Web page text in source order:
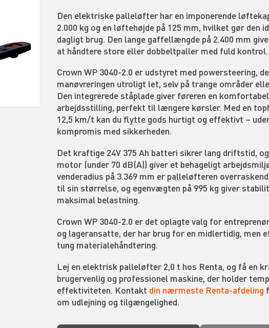
Den elektriske palleløfter har en imponerende
2.000 kg og en løftehøjde på 125 mm, hvilket gør den
dagligt brug. Den lange gaffellængde på 2.400 mm
at håndtere store eller dobbeltpaller med fuld kontrol.
Crown WP 3040-2.0 er udstyret med powersteering,
manøvreringen utroligt let, selv på trange områder
Den integrerede ståplade giver føreren en
arbejdsstilling, perfekt til længere kørsler. Med en
12,5 km/t kan du flytte gods hurtigt og effektivt –
kompromis med sikkerheden.
Det kraftige 24V 375 Ah batteri sikrer lang driftstid,
motor (under 70 dB(A)) giver et behageligt
venderadius på 3.369 mm er palleløfteren
til sin størrelse, og egenvægten på 995 kg giver
maksimal belastning.
Crown WP 3040-2.0 er det oplagte valg for
og lageransatte, der har brug for en midlertidig, men
tung materialehåndtering.
Lej en elektrisk palleløfter 2,0 t hos Renta, og få en
brugervenlig og professionel maskine, der holder
effektiviteten. Kontakt din nærmeste Renta-afdeling
om udlejning og tilgængelighed.